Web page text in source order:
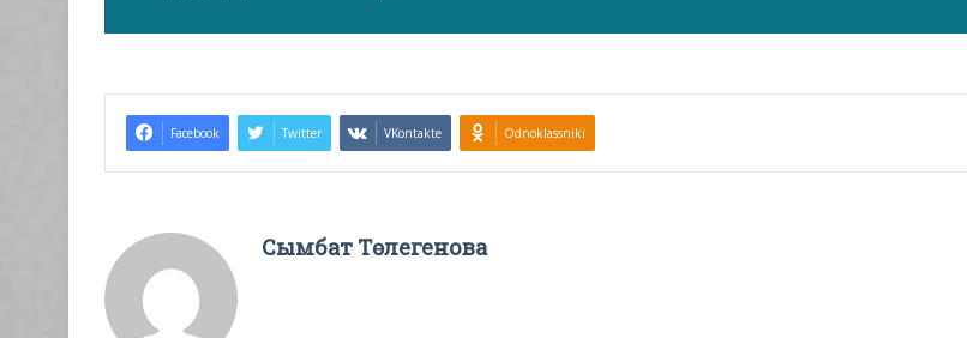
Facebook Twitter VKontakte Odnoklassniki
Сымбат Төлегенова